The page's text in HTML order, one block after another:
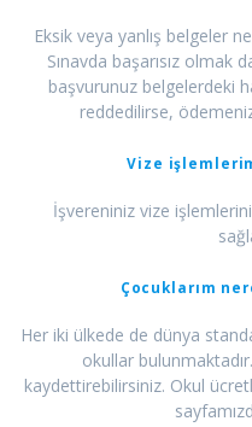
Eksik veya yanlış belgeler
Sınavda başarısız olmak
başvurunuz belgelerdeki
reddedilirse,
Vize
İşvereniniz vize
Çocuklarım
Her iki ülkede de dünya
okullar
kaydettirebilirsiniz. Okul